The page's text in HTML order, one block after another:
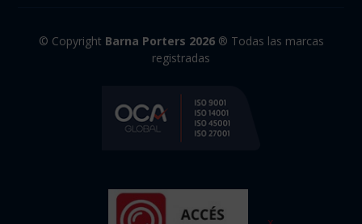
© Copyright Barna Porters 2026 ® Todas las marcas
registradas